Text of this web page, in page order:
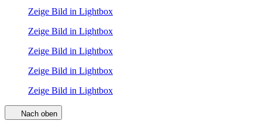
Zeige Bild in Lightbox
Zeige Bild in Lightbox
Zeige Bild in Lightbox
Zeige Bild in Lightbox
Zeige Bild in Lightbox
Nach oben